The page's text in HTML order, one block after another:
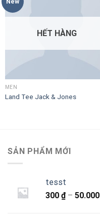
HẾT HÀNG
MEN
Land Tee Jack & Jones
SẢN PHẨM MỚI
tesst
300 ₫ – 50.000